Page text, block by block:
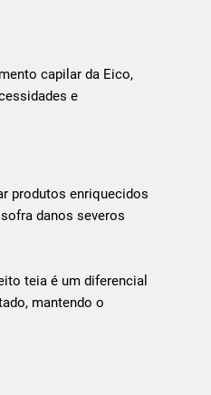
capilar da Eico,
e
produtos enriquecidos
danos severos
teia é um diferencial
mantendo o